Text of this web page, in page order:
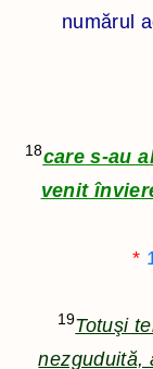
numărul
18care s-au
venit
*
19Totuşi
nezguduită,